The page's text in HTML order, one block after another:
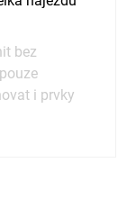
bez
i prvky